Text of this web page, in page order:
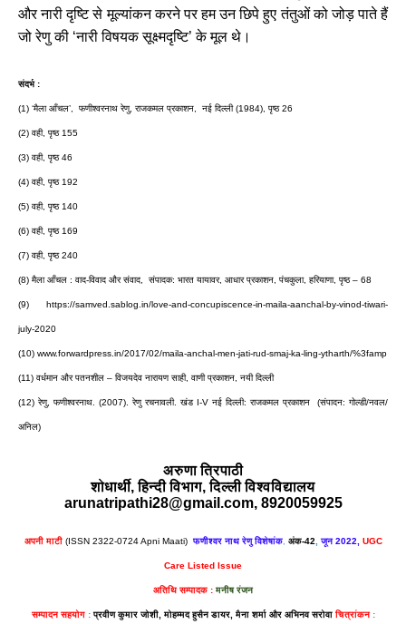
और नारी दृष्टि से मूल्यांकन करने पर हम उन छिपे हुए तंतुओं को जोड़ पाते हैं
जो रेणु की ‘नारी विषयक सूक्ष्मदृष्टि’के मूल थे।
संदर्भ:
(1) ‘मैला आँचल’ फणीश्वरनाथ रेणु, राजकमल प्रकाशन नई दिल्ली(1984), पृष्ठ 26
(2) वही, पृष्ठ 155
(3) वही, पृष्ठ 46
(4) वही, पृष्ठ 192
(5) वही, पृष्ठ 140
(6) वही, पृष्ठ 169
(7) वही, पृष्ठ 240
(8) मैला आँचल : वाद-विवाद और संवाद संपादक: भारत यायावर, आधार प्रकाशन पंचकुला, हरियाणा, पृष्ठ– 68
(9) https://samved.sablog.in/love-and-concupiscence-in-maila-aanchal-by-vinod-tiwari-
july-2020
(10) www.forwardpress.in/2017/02/maila-anchal-men-jati-rud-smaj-ka-ling-ytharth/%3famp
(11) वर्धमान और पतनशील – विजयदेव नारायण साही, वाणी प्रकाशन नयी दिल्ली
(12) रेणु, फणीश्वरनाथ . (2007). रेणु रचनावली. खंड I-V नई दिल्ली: राजकमल प्रकाशन (संपादन: गोल्डी/नवल/
अनिल)
अरुणा त्रिपाठी
शोधार्थी,हिन्दी विभाग,दिल्ली विश्वविद्यालय
arunatripathi28@gmail.com, 8920059925
अपनी माटी (ISSN 2322-0724 Apni Maati) फणीश्वर नाथ रेणु विशेषांक, अंक-42 जून 2022, UGC
Care Listed Issue
अतिथि सम्पादक : मनीष रंजन
सम्पादन सहयोग : प्रवीण कुमार जोशी, मोहम्मद हुसैन डायर, मैना शर्मा और अभिनव सरोवा चित्रांकन :